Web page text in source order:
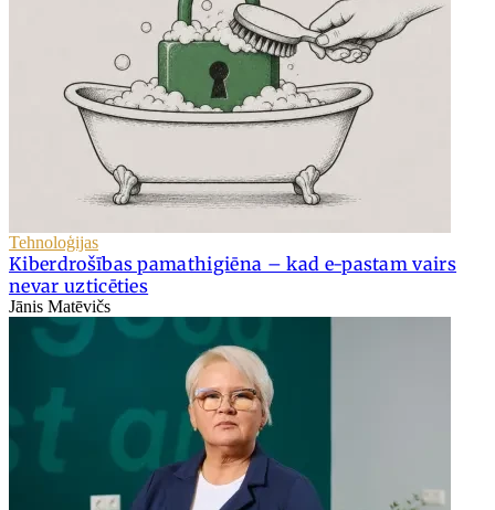
Tehnoloģijas
Kiberdrošības pamathigiēna – kad e-pastam vairs
nevar uzticēties
Jānis Matēvičs